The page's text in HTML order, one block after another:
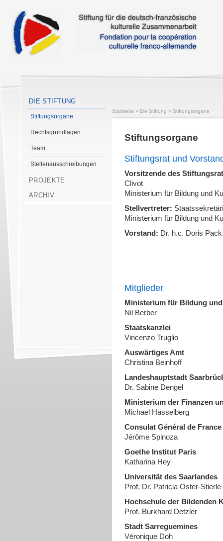
DIE STIFTUNG
Stiftungsorgane
Rechtsgrundlagen
Team
Stellenausschreibungen
PROJEKTE
ARCHIV
Startseite > Die Stiftung > Stiftungsorgane
Stiftungsorgane
Stiftungsrat und
Vorsitzende des
Clivot
Ministerium für Bildung und
Stellvertreter:
Ministerium für Bildung und
Vorstand: Dr. h.c. Doris
Mitglieder
Ministerium für Bildung
Nil Berber
Staatskanzlei
Vincenzo Truglio
Auswärtiges Amt
Christina Beinhoff
Landeshauptstadt
Dr. Sabine Dengel
Ministerium der Finanzen
Michael Hasselberg
Consulat Général de France
Jérôme Spinoza
Goethe Institut Paris
Katharina Hey
Universität des Saarlandes
Prof. Dr. Patricia Oster-Stierle
Hochschule der Bildenden
Prof. Burkhard Detzler
Stadt Sarreguemines
Véronique Doh